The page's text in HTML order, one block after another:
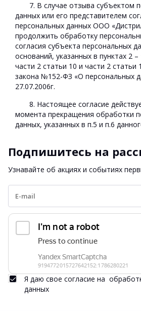
7. В случае отзыва субъектом
данных или его представителем
персональных данных ООО
продолжить обработку
согласия субъекта персональных
оснований, указанных в пунктах 2
части 2 статьи 10 и части 2 статьи
закона №152-ФЗ «О персональных
27.07.2006г.
8. Настоящее согласие
момента прекращения обработки
данных, указанных в п.5 и п.6
Подпишитесь на
Узнавайте об акциях и событиях
Я даю свое согласие на
данных